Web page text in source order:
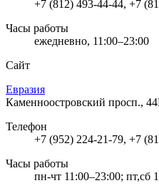
+7 (812) 493-44-44, +7
Часы работы
ежедневно, 11:00–23:00
Сайт
Евразия
Каменноостровский просп.,
Телефон
+7 (952) 224-21-79, +7
Часы работы
пн-чт 11:00–23:00; пт,сб